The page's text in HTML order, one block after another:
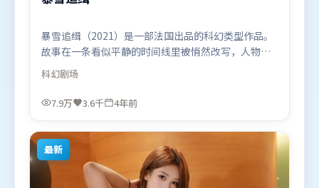
暴雪追缉（2021）是一部法国出品的科幻类型作品。
故事在一条看似平静的时间线里被悄然改写，人物被
迫直面过去与现在的撕裂。群像刻画各有弧光，配角
亦承担叙事推进功能。由娄烨执导，周迅、苍井优、
堺雅人，张译等联袂出演。影片于2021年12月1日
观众观看。
科幻剧场
7.9万 3.6千 4年前
最新